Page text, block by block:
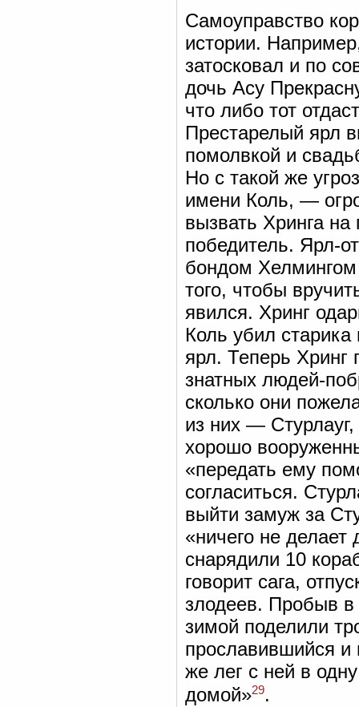
Самоуправство
истории.
затосковал и по
дочь Асу
что либо тот
Престарелый ярл
помолвкой и
Но с такой же
имени Коль, —
вызвать Хринга
победитель. Ярл-
бондом
того, чтобы
явился. Хринг
Коль убил
ярл. Теперь Хринг
знатных людей-
сколько они
из них —
хорошо
«передать ему
согласиться.
выйти замуж за
«ничего не
снарядили 10
говорит сага,
злодеев. Пробыв в
зимой поделили
прославившийся и
же лег с ней в
домой»29.